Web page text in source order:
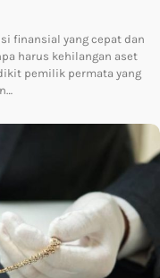
finansial yang cepat dan
harus kehilangan aset
pemilik permata yang